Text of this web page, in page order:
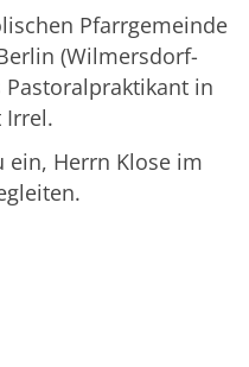
Pfarrgemeinde
(Wilmersdorf-
Pastoralpraktikant in
Irrel.
ein, Herrn Klose im